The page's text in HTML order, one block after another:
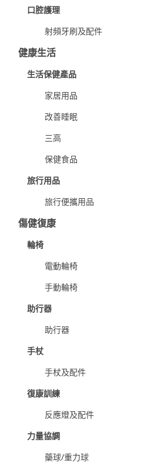
口腔護理
射頻牙刷及配件
健康生活
生活保健產品
家居用品
改善睡眠
三高
保健食品
旅行用品
旅行便攜用品
傷健復康
輪椅
電動輪椅
手動輪椅
助行器
助行器
手杖
手杖及配件
復康訓練
反應燈及配件
力量協調
藥球/重力球